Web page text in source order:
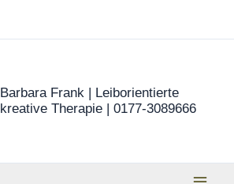
Barbara Frank | Leiborientierte
kreative Therapie | 0177-3089666